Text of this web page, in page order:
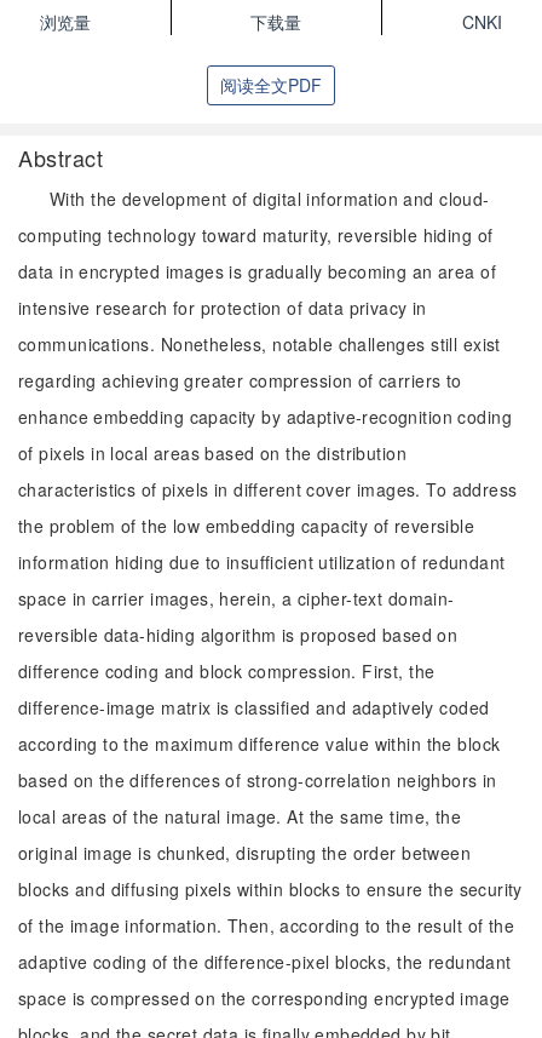
浏览量
下载量
CNKI
阅读全文PDF
Abstract
With the development of digital information and cloud-
computing technology toward maturity, reversible hiding of
data in encrypted images is gradually becoming an area of
intensive research for protection of data privacy in
communications. Nonetheless, notable challenges still exist
regarding achieving greater compression of carriers to
enhance embedding capacity by adaptive-recognition coding
of pixels in local areas based on the distribution
characteristics of pixels in different cover images. To address
the problem of the low embedding capacity of reversible
information hiding due to insufficient utilization of redundant
space in carrier images, herein, a cipher-text domain-
reversible data-hiding algorithm is proposed based on
difference coding and block compression. First, the
difference-image matrix is classified and adaptively coded
according to the maximum difference value within the block
based on the differences of strong-correlation neighbors in
local areas of the natural image. At the same time, the
original image is chunked, disrupting the order between
blocks and diffusing pixels within blocks to ensure the security
of the image information. Then, according to the result of the
adaptive coding of the difference-pixel blocks, the redundant
space is compressed on the corresponding encrypted image